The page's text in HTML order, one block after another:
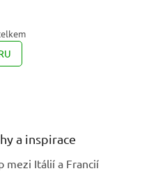
a inspirace
mezi Itálií a Francií